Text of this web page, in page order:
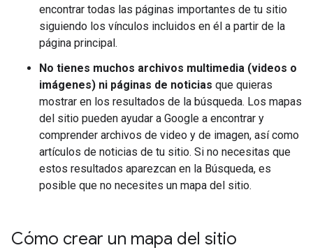
encontrar todas las páginas importantes de tu sitio
siguiendo los vínculos incluidos en él a partir de la
página principal.
No tienes muchos archivos multimedia (videos o
imágenes) ni páginas de noticias que quieras
mostrar en los resultados de la búsqueda. Los mapas
del sitio pueden ayudar a Google a encontrar y
comprender archivos de video y de imagen, así como
artículos de noticias de tu sitio. Si no necesitas que
estos resultados aparezcan en la Búsqueda, es
posible que no necesites un mapa del sitio.
Cómo crear un mapa del sitio